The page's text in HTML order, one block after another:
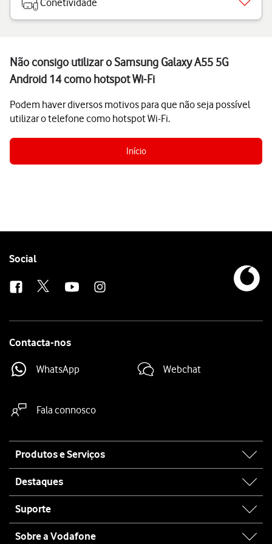
Conetividade
Não consigo utilizar o Samsung Galaxy A55 5G
Android 14 como hotspot Wi-Fi
Podem haver diversos motivos para que não seja possível
utilizar o telefone como hotspot Wi-Fi.
Início
Follow
Social
Contacta-nos
WhatsApp Webchat
Fala connosco
map
Produtos e Serviços
Destaques
Suporte
Sobre a Vodafone